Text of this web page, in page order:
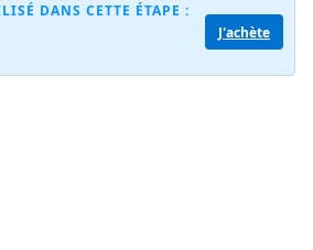
DANS CETTE ÉTAPE :
J'achète